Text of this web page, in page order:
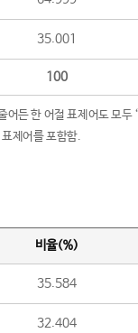
35.001
100
든 한 어절 표제어도 모두
제어를 포함함.
비율(%)
35.584
32.404